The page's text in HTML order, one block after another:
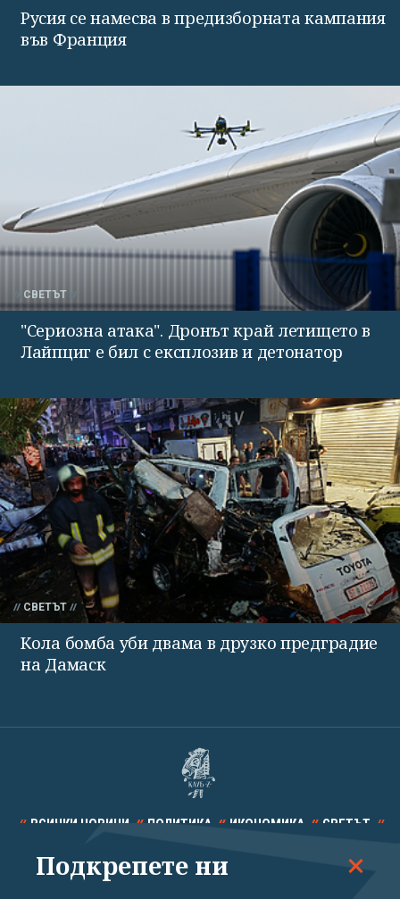
Русия се намесва в предизборната кампания
във Франция
СВЕТЪТ
"Сериозна атака". Дронът край летището в
Лайпциг е бил с експлозив и детонатор
СВЕТЪТ
Кола бомба уби двама в друзко предградие
на Дамаск
ВСИЧКИ НОВИНИ ПОЛИТИКА ИКОНОМИКА СВЕТЪТ
СПОРТ КУЛТУРА ТЕХНОЛОГИИ КАЛЕЙДОСКОП
Подкрепете ни